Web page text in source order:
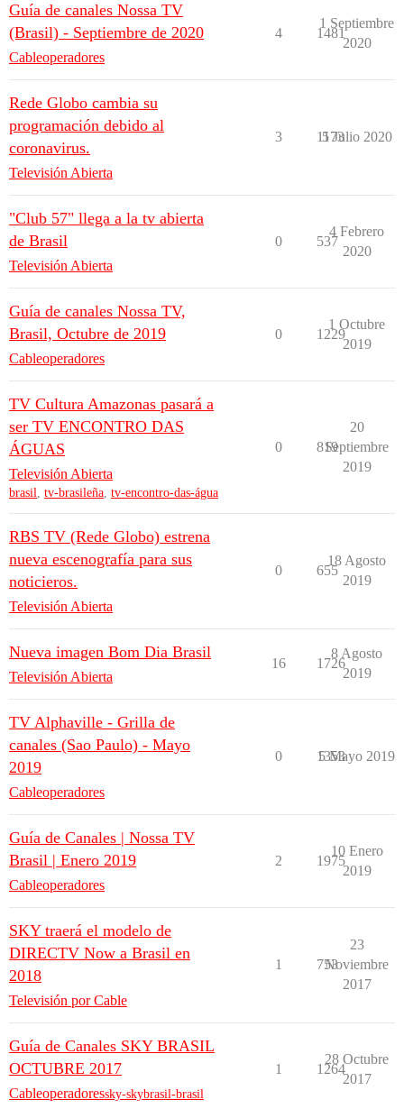
Guía de canales Nossa TV
(Brasil) - Septiembre de 2020
Cableoperadores
4 1481
1 Septiembre
2020
Rede Globo cambia su
programación debido al
coronavirus.
Televisión Abierta
3 1173
5 Julio 2020
"Club 57" llega a la tv abierta
de Brasil
Televisión Abierta
0 537
4 Febrero
2020
Guía de canales Nossa TV,
Brasil, Octubre de 2019
Cableoperadores
0 1229
1 Octubre
2019
TV Cultura Amazonas pasará a
ser TV ENCONTRO DAS
ÁGUAS
Televisión Abierta
brasil, tv-brasileña, tv-encontro-das-água
0 819
20
Septiembre
2019
RBS TV (Rede Globo) estrena
nueva escenografía para sus
noticieros.
Televisión Abierta
0 655
18 Agosto
2019
Nueva imagen Bom Dia Brasil
Televisión Abierta
16 1726
8 Agosto
2019
TV Alphaville - Grilla de
canales (Sao Paulo) - Mayo
2019
Cableoperadores
0 1353
5 Mayo 2019
Guía de Canales | Nossa TV
Brasil | Enero 2019
Cableoperadores
2 1975
10 Enero
2019
SKY traerá el modelo de
DIRECTV Now a Brasil en
2018
Televisión por Cable
1 753
23
Noviembre
2017
Guía de Canales SKY BRASIL
OCTUBRE 2017
Cableoperadoressky-skybrasil-brasil
1 1264
28 Octubre
2017